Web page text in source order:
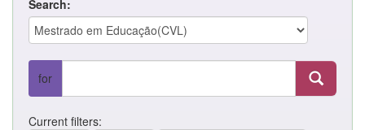
Search:
for
Current filters: